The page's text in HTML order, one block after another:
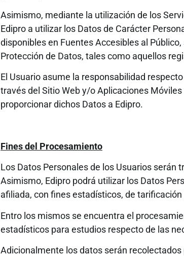
Asimismo, mediante la utilización de los
Edipro a utilizar los Datos de Carácter
disponibles en Fuentes Accesibles al
Protección de Datos, tales como aquellos
El Usuario asume la responsabilidad
través del Sitio Web y/o Aplicaciones
proporcionar dichos Datos a Edipro.
Fines del Procesamiento
Los Datos Personales de los Usuarios serán
Asimismo, Edipro podrá utilizar los Datos
afiliada, con fines estadísticos, de
Entro los mismos se encuentra el
estadísticos para estudios respecto de las
Adicionalmente los datos serán